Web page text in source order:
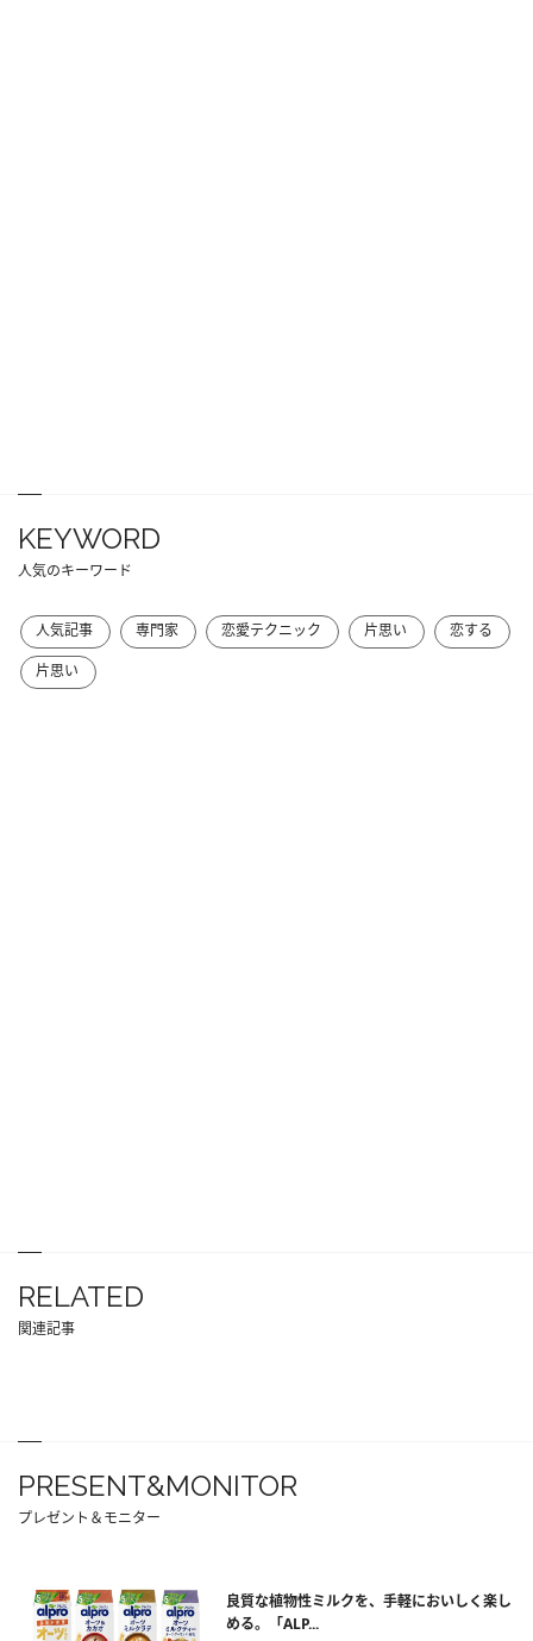
KEYWORD
人気のキーワード
人気記事 専門家 恋愛テクニック 片思い
恋する
片思い
RELATED
関連記事
PRESENT&MONITOR
プレゼント＆モニター
良質な植物性ミルクを、手軽においしく楽し
める。「ALP...